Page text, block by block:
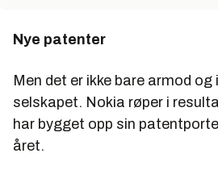
Nye patenter
Men det er ikke bare armod og
selskapet. Nokia røper i
har bygget opp sin
året.